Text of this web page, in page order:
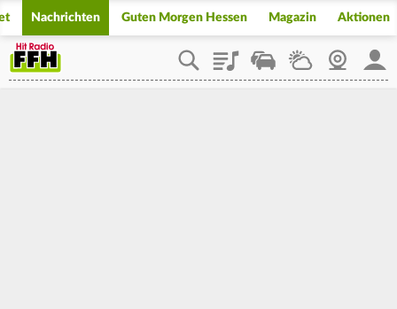
Nachrichten Guten Morgen Hessen Magazin Aktionen
PlaylistStaupilotWetterWebcam